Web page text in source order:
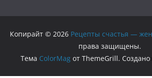
Копирайт © 2026 Рецепты счастья —
права защищены.
Тема ColorMagот ThemeGrill. Создано